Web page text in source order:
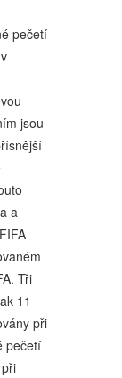
pečetí
jsou
a
Tři
11
při
pečetí